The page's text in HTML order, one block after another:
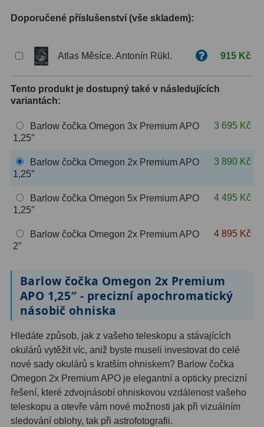
ZOOM12
ED a Flat Field
Ostatní30
Doplňky1
Měsíční a Polarizační
Sluneční43
OIII
Hβ 6
Planetární2
Barevné66
Barlow čočky 65
Doporučené příslušenství (vše skladem):
Atlas Měsíce. Antonín Rükl. 915 Kč
Tento produkt je dostupný také v následujících
variantách:
Barlow čočka Omegon 3x Premium APO
1,25″
3 695 Kč
Barlow čočka Omegon 2x Premium APO
1,25″
3 890 Kč
Barlow čočka Omegon 5x Premium APO
1,25″
4 495 Kč
Barlow čočka Omegon 2x Premium APO
2″
4 895 Kč
Barlow čočka Omegon 2x Premium
APO 1,25″ - precizní apochromatický
násobič ohniska
Hledáte způsob, jak z vašeho teleskopu a stávajících
okulárů vytěžit víc, aniž byste museli investovat do celé
nové sady okulárů s kratším ohniskem? Barlow čočka
Omegon 2x Premium APO je elegantní a opticky precizní
řešení, které zdvojnásobí ohniskovou vzdálenost vašeho
teleskopu a otevře vám nové možnosti jak při vizuálním
sledování oblohy, tak při astrofotografii.